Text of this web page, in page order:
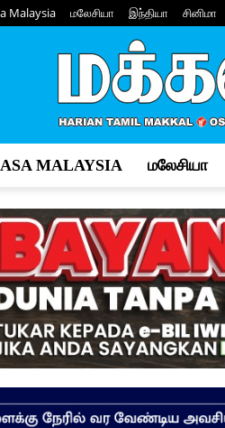
Malaysia மலேசியா இந்தியா சினிமா
MALAYSIA மலேசியா